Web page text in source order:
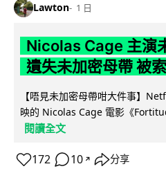
Lawton 1 日
Nicolas Cage 主演
遺失未加密母帶 被
【唔見未加密母帶咁大件事】
映的 Nicolas Cage 電影《
閱讀全文
172 10 ↗ 分享